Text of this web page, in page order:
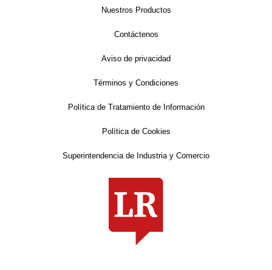
Nuestros Productos
Contáctenos
Aviso de privacidad
Términos y Condiciones
Política de Tratamiento de Información
Política de Cookies
Superintendencia de Industria y Comercio